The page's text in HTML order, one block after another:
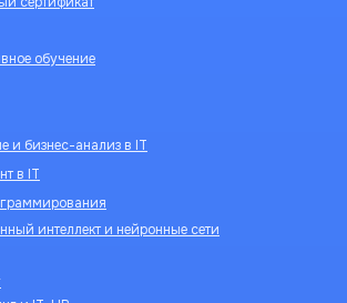
обучение
и бизнес-анализ в IT
интеллект и нейронные сети
в IT